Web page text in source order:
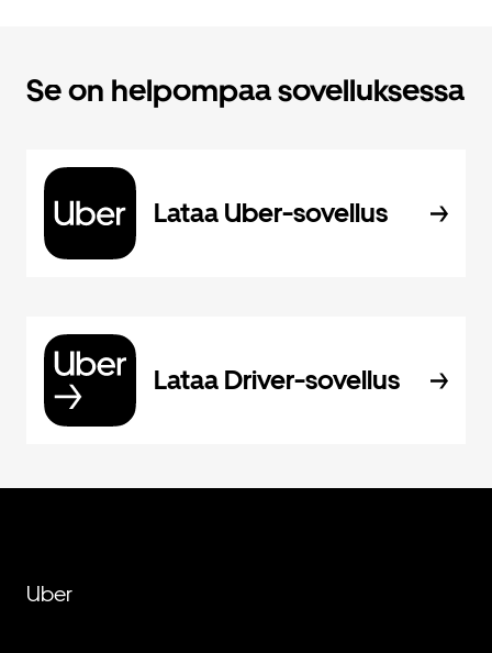
Se on helpompaa sovelluksessa
Lataa Uber-sovellus
Lataa Driver-sovellus
Uber